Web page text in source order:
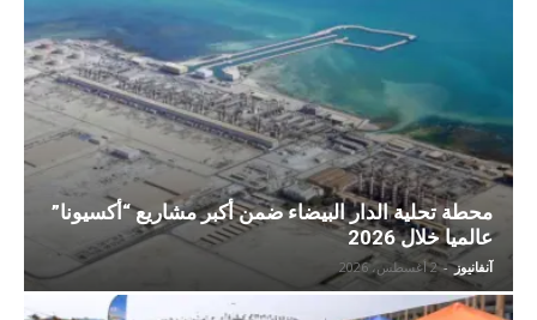
محطة تحلية الدار البيضاء ضمن أكبر مشاريع “أكسيونا”
عالميا خلال 2026
آنفانيوز - 2 أغسطس، 2026